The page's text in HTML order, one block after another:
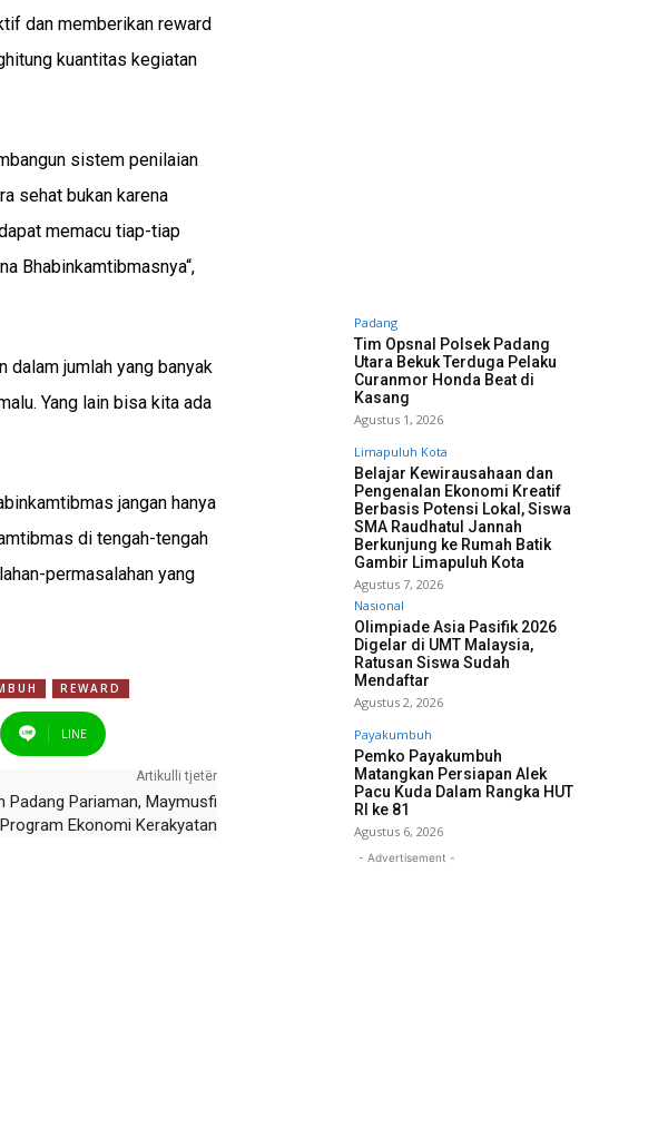
dan memberikan reward
kuantitas kegiatan
sistem penilaian
sehat bukan karena
memacu tiap-tiap
Bhabinkamtibmasnya“,
dalam jumlah yang banyak
Yang lain bisa kita ada
jangan hanya
di tengah-tengah
permasalahan yang
REWARD
LINE
Artikulli tjetër
Padang Pariaman, Maymusfi
Ekonomi Kerakyatan
Padang
Tim Opsnal Polsek Padang
Utara Bekuk Terduga Pelaku
Curanmor Honda Beat di
Kasang
Agustus 1, 2026
Limapuluh Kota
Belajar Kewirausahaan dan
Pengenalan Ekonomi Kreatif
Berbasis Potensi Lokal, Siswa
SMA Raudhatul Jannah
Berkunjung ke Rumah Batik
Gambir Limapuluh Kota
Agustus 7, 2026
Nasional
Olimpiade Asia Pasifik 2026
Digelar di UMT Malaysia,
Ratusan Siswa Sudah
Mendaftar
Agustus 2, 2026
Payakumbuh
Pemko Payakumbuh
Matangkan Persiapan Alek
Pacu Kuda Dalam Rangka HUT
RI ke 81
Agustus 6, 2026
- Advertisement -